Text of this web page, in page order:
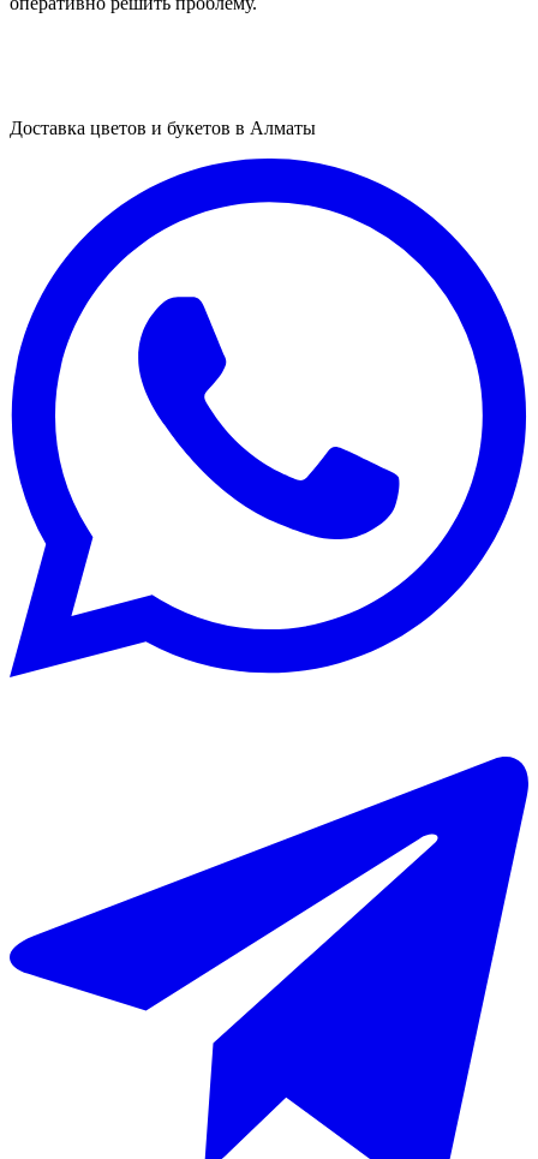
Доставка цветов и букетов в Алматы